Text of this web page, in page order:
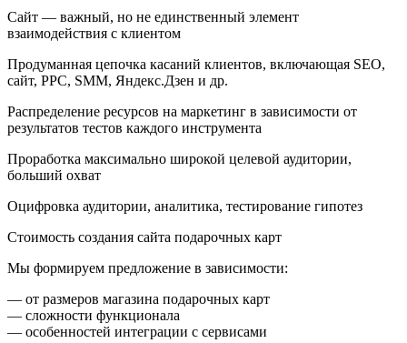
Сайт — важный, но не единственный элемент
взаимодействия с клиентом
Продуманная цепочка касаний клиентов, включающая SEO,
сайт, PPC, SMM, Яндекс.Дзен и др.
Распределение ресурсов на маркетинг в зависимости от
результатов тестов каждого инструмента
Проработка максимально широкой целевой аудитории,
больший охват
Оцифровка аудитории, аналитика, тестирование гипотез
Стоимость создания сайта подарочных карт
Мы формируем предложение в зависимости:
— от размеров магазина подарочных карт
— сложности функционала
— особенностей интеграции с сервисами